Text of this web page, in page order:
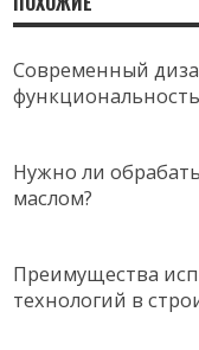
Современный
функциональность
Нужно ли
маслом?
Преимущества
технологий в